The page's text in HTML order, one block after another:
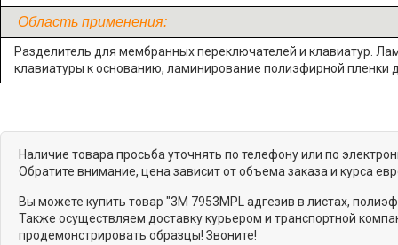
Область применения:
Разделитель для мембранных переключателей и клавиатур.
клавиатуры к основанию, ламинирование полиэфирной пленки
Наличие товара просьба уточнять по телефону или по
Обратите внимание, цена зависит от объема заказа и курса
Вы можете купить товар "3M 7953MPL адгезив в листах,
Также осуществляем доставку курьером и транспортной
продемонстрировать образцы! Звоните!